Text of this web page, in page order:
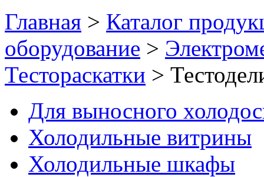
Главная > Каталог
оборудование >
Тестораскатки >
Для выносного
Холодильные витрины
Холодильные шкафы